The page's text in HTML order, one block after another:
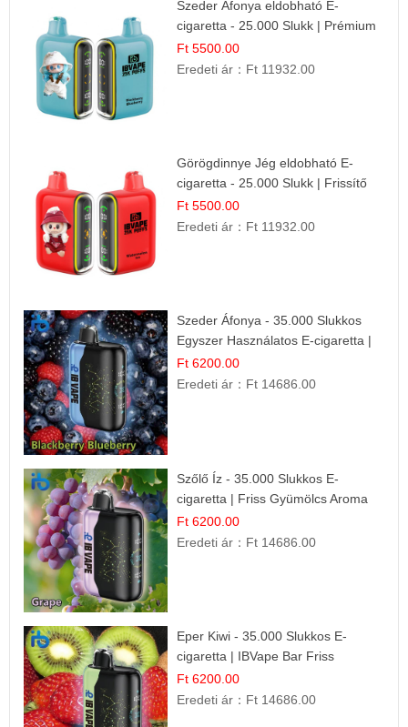
Szeder Áfonya eldobható E-
cigaretta - 25.000 Slukk | Prémium
Gyümölcs Íz
Ft 5500.00
Eredeti ár： Ft 11932.00
Görögdinnye Jég eldobható E-
cigaretta - 25.000 Slukk | Frissítő
Nyári Íz
Ft 5500.00
Eredeti ár： Ft 11932.00
Szeder Áfonya - 35.000 Slukkos
Egyszer Használatos E-cigaretta |
Prémium Ízélmény
Ft 6200.00
Eredeti ár： Ft 14686.00
Szőlő Íz - 35.000 Slukkos E-
cigaretta | Friss Gyümölcs Aroma
Ft 6200.00
Eredeti ár： Ft 14686.00
Eper Kiwi - 35.000 Slukkos E-
cigaretta | IBVape Bar Friss
Gyümölcs Ízek
Ft 6200.00
Eredeti ár： Ft 14686.00